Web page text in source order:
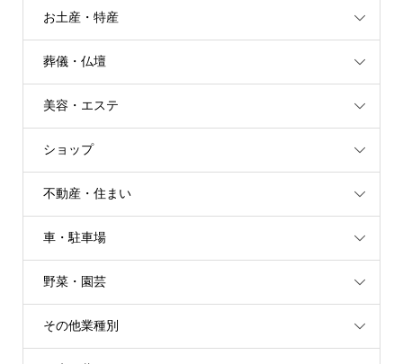
お土産・特産
葬儀・仏壇
美容・エステ
ショップ
不動産・住まい
車・駐車場
野菜・園芸
その他業種別